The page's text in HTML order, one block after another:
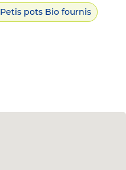
Petis pots Bio fournis